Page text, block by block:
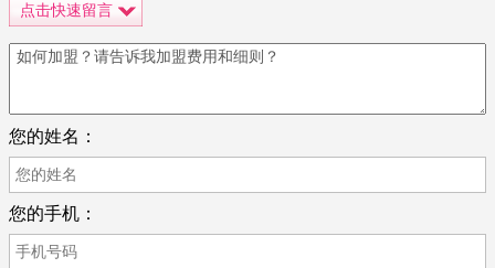
点击快速留言
您的姓名：
您的手机：